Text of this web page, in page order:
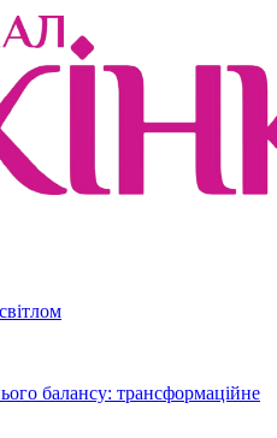
балансу: трансформаційне